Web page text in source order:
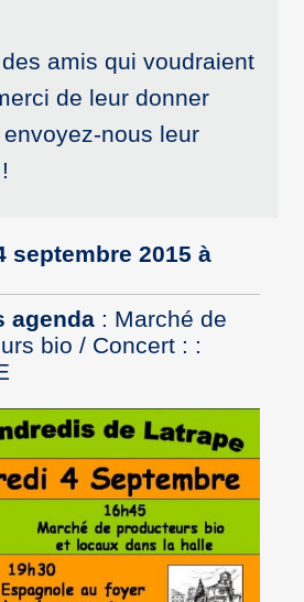
amis qui voudraient
de leur donner
nous leur
septembre 2015 à
agenda: Marché de
bio / Concert : :